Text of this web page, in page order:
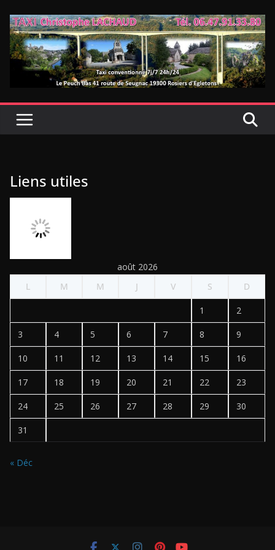
au
contenu
Liens utiles
août 2026
L
M M J V S D
1 2
3 4 5 6 7 8 9
10 11 12 13 14 15 16
17 18 19 20 21 22 23
24 25 26 27 28 29 30
31
« Déc